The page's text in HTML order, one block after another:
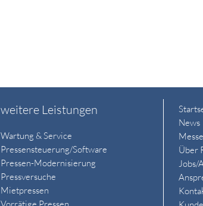
weitere Leistungen
Wartung & Service
Pressensteuerung/Software
Pressen-Modernisierung
Pressversuche
Mietpressen
Vorrätige Pressen
News
Über
Jobs/